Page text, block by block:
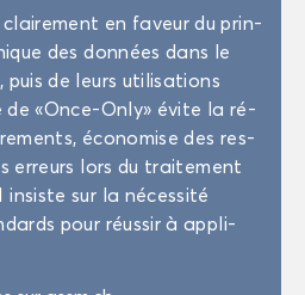
clai­re­ment en fa­veur du prin­
des don­nées dans le
de leurs uti­li­sa­tions
de «Once-​Only» évite la ré­
éco­no­mise des res­
er­reurs lors du trai­te­ment
in­siste sur la né­ces­si­té
pour réus­sir à ap­pli­